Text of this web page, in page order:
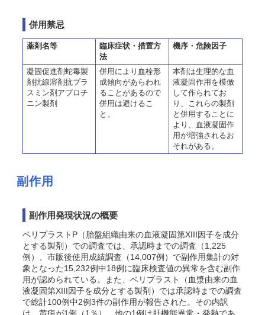
併用禁忌
薬剤名等
臨床症状・措置方
法
機序・危険因子
凝固促進剤蛇毒製
剤抗線溶剤抗プラ
スミン剤アプロチ
ニン製剤
併用により血栓形
成傾向があらわれ
ることがあるので
併用は避けるこ
と。
本剤は生理的な血
液凝固作用を模倣
して作られてお
り、これらの製剤
と併用することに
より、血液凝固作
用が増強されるお
それがある。
副作用
副作用発現状況の概要
ベリプラストP（胎盤組織由来の血液凝固第XIII因子を成分
とする製剤）での調査では、承認時までの調査（1,225
例）、市販後使用成績調査（14,007例）で副作用集計の対
象となった15,232例中18例に臨床検査値の異常を含む副作
用が認められている。また、ベリプラスト（血漿由来の血
液凝固第XIII因子を成分とする製剤）では承認時までの調査
で総計100例中2例3件の副作用が報告された。その内訳